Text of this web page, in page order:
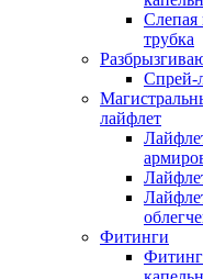
Слепая
трубка
Спрей-
лайфлет
Фитинги